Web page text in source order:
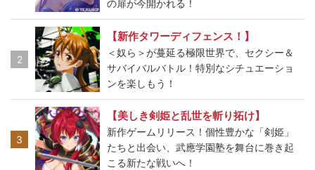
の扉が今開かれる！
2
【新作タワーディフェンス！】
＜奴ら＞が蔓延る極限世界で、セクシー＆
サバイバルバトル！特別なシチュエーショ
ンを楽しもう！
3
【美しき剣姫と乱世を斬り拓け】
新作ゲームリリース！個性豊かな「剣姫」
たちと出会い、武應学園塾を舞台に巻き起
こる新たな戦いへ！